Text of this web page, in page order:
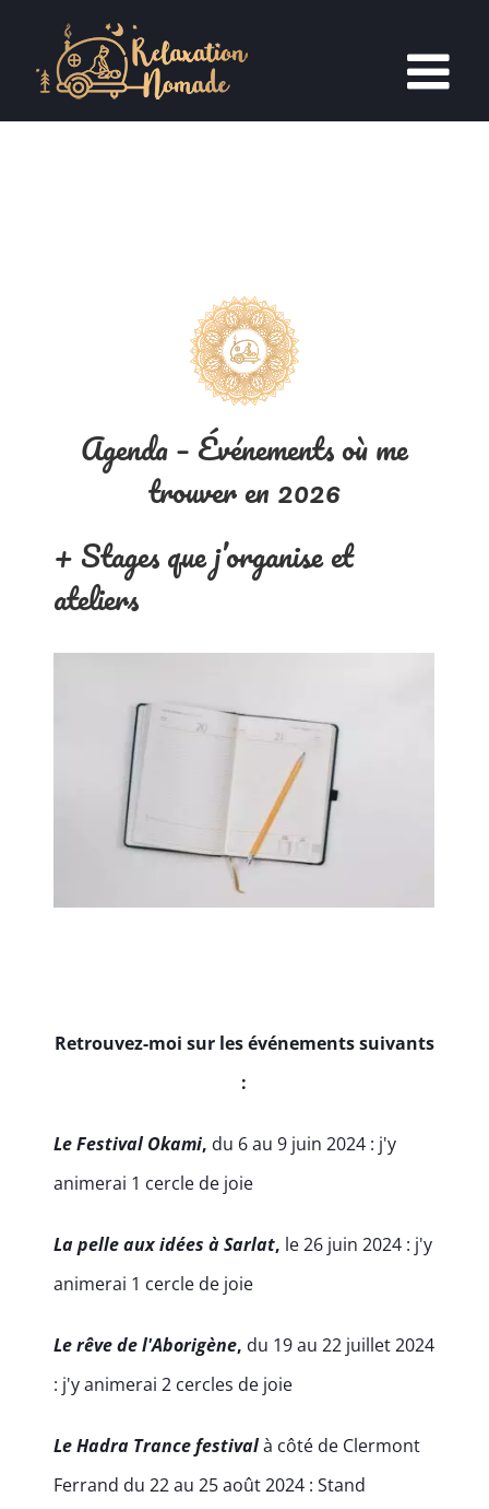
contenu
Agenda – Événements où me
trouver en 2026
+ Stages que j’organise et
ateliers
Retrouvez-moi sur les événements suivants
:
Le Festival Okami, du 6 au 9 juin 2024 : j'y
animerai 1 cercle de joie
La pelle aux idées à Sarlat, le 26 juin 2024 : j'y
animerai 1 cercle de joie
Le rêve de l'Aborigène, du 19 au 22 juillet 2024
: j'y animerai 2 cercles de joie
Le Hadra Trance festivalà côté de Clermont
Ferrand du 22 au 25 août 2024 : Stand